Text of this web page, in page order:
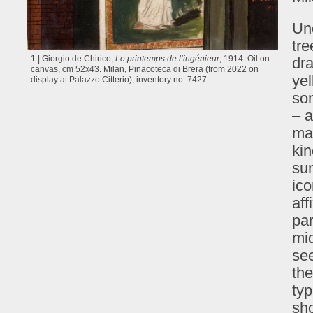
1 | Giorgio de Chirico,Le printemps de l’ingénieur, 1914. Oil on
canvas, cm 52x43. Milan, Pinacoteca di Brera (from 2022 on
display at Palazzo Citterio), inventory no. 7427.
–